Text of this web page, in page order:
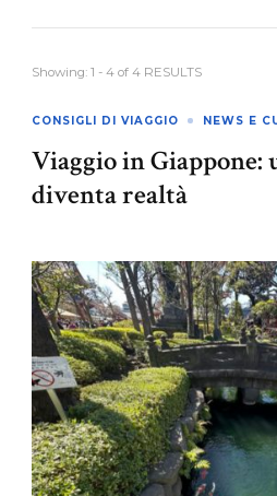
Showing: 1 - 4 of 4 RESULTS
CONSIGLI DI VIAGGIO NEWS E
Viaggio in Giappone:
diventa realtà